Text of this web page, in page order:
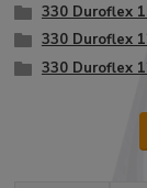
330 Duroflex
330 Duroflex
330 Duroflex